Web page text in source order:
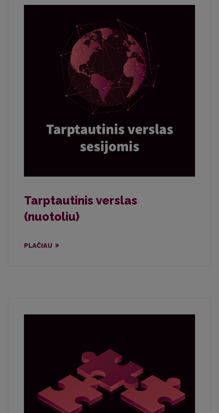
Tarptautinis verslas
(nuotoliu)
PLAČIAU